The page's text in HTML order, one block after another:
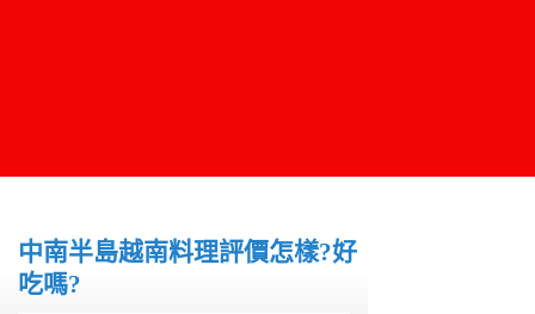
中南半島越南料理評價怎樣?好
吃嗎?